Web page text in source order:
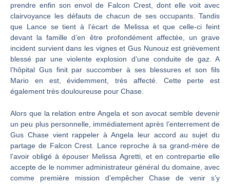
prendre enfin son envol de Falcon Crest, dont elle voit avec
clairvoyance les défauts de chacun de ses occupants. Tandis
que Lance se tient à l’écart de Melissa et que celle-ci feint
devant la famille d’en être profondément affectée, un grave
incident survient dans les vignes et Gus Nunouz est grièvement
blessé par une violente explosion d’une conduite de gaz. A
l’hôpital Gus finit par succomber à ses blessures et son fils
Mario en est, évidemment, très affecté. Cette perte est
également très douloureuse pour Chase.
Alors que la relation entre Angela et son avocat semble devenir
un peu plus personnelle, immédiatement après l’enterrement de
Gus Chase vient rappeler à Angela leur accord au sujet du
partage de Falcon Crest. Lance reproche à sa grand-mère de
l’avoir obligé à épouser Melissa Agretti, et en contrepartie elle
accepte de le nommer administrateur général du domaine, avec
comme première mission d’empêcher Chase de venir s’y